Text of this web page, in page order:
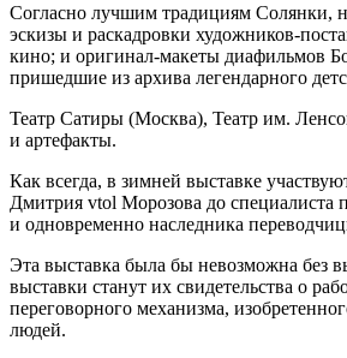
Согласно лучшим традициям Солянки,
эскизы и раскадровки художников-
кино; и оригинал-макеты диафильмов
пришедшие из архива легендарного
Театр Сатиры (Москва), Театр им.
и артефакты.
Как всегда, в зимней выставке
Дмитрия vtol Морозова до специалиста
и одновременно наследника
Эта выставка была бы невозможна без
выставки станут их свидетельства о
переговорного механизма,
людей.